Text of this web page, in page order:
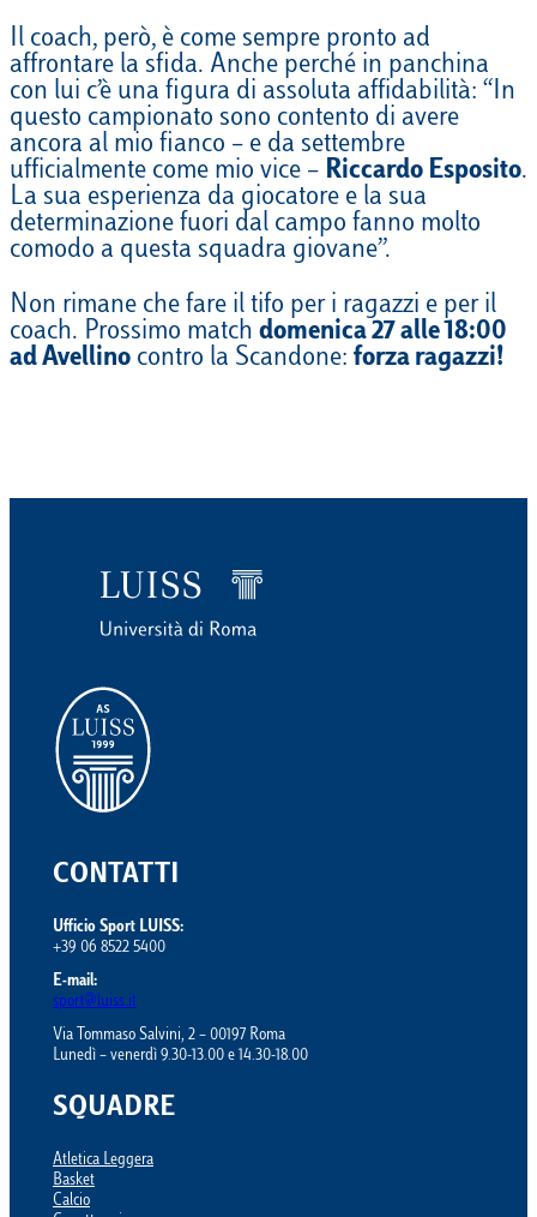
Il coach, però, è come sempre pronto ad
affrontare la sfida. Anche perché in panchina
con lui c’è una figura di assoluta affidabilità: “In
questo campionato sono contento di avere
ancora al mio fianco – e da settembre
ufficialmente come mio vice – Riccardo Esposito.
La sua esperienza da giocatore e la sua
determinazione fuori dal campo fanno molto
comodo a questa squadra giovane”.
Non rimane che fare il tifo per i ragazzi e per il
coach. Prossimo match domenica 27 alle 18:00
ad Avellino contro la Scandone: forza ragazzi!
CONTATTI
Ufficio Sport LUISS:
+39 06 8522 5400
E-mail:
sport@luiss.it
Via Tommaso Salvini, 2 – 00197 Roma
Lunedì – venerdì 9.30-13.00 e 14.30-18.00
SQUADRE
Atletica Leggera
Basket
Calcio